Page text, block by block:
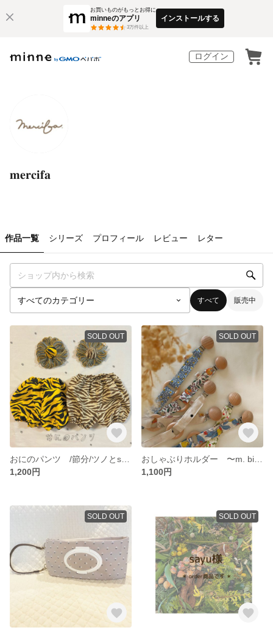
お買いものがもっとお得に
minneのアプリ
3万件以上
インストールする
ログイン
𝐦𝐞𝐫𝐜𝐢𝐟𝐚
作品一覧 シリーズ プロフィール レビュー レター
すべて 販売中
SOLD OUT
1,200円
SOLD OUT
1,100円
SOLD OUT SOLD OUT